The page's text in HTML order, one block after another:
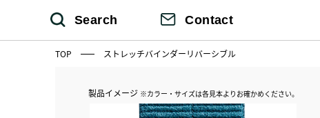
Search Contact
TOP ストレッチバインダーリバーシブル
製品イメージ ※カラー・サイズは各見本よりお確かめください。